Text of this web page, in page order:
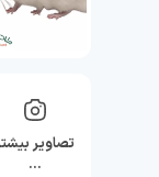
تصاویر
…